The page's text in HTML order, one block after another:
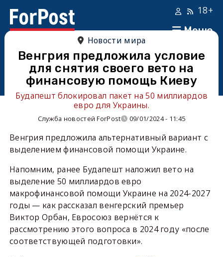
Меню
18+
Новости мира
Венгрия предложила условие
для снятия своего вето на
финансовую помощь Киеву
Будапешт блокировал пакет на 50 миллиардов
евро для Украины.
Служба новостей ForPost 09/01/2024 - 11:45
Венгрия предложила альтернативный вариант с
выделением финансовой помощи Украине.
Напомним, ранее Будапешт наложил вето на
выделение 50 миллиардов евро
макрофинансовой помощи Украине на 2024-2027
годы — как рассказал венгерский премьер
Виктор Орбан, Евросоюз вернётся к
рассмотрению этого вопроса в 2024 году «после
соответствующей подготовки».